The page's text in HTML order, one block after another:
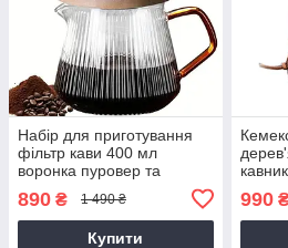
Набір для приготування
фільтр кави 400 мл
воронка пуровер та
скляний сервер заварник
890 ₴ 1 490 ₴
Купити
990